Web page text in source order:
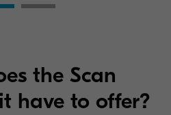
the Scan
have to offer?